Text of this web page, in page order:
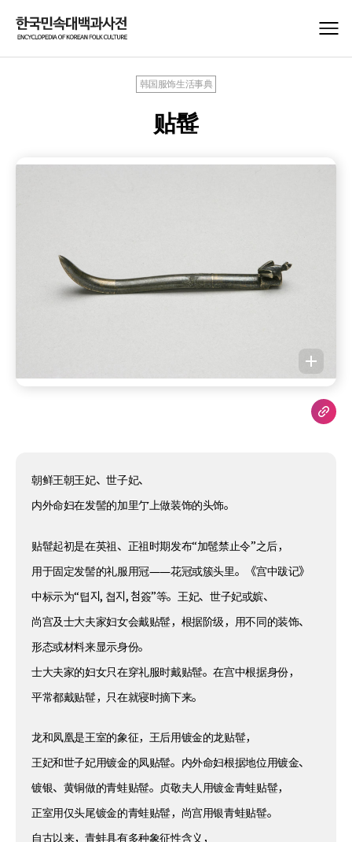
韩国服饰生活事典
贴髰
朝鲜王朝王妃、世子妃、
内外命妇在发髻的加里亇上做装饰的头饰。
贴髰起初是在英祖、正祖时期发布“加髢禁止令”之后，
用于固定发髻的礼服用冠——花冠或簇头里。《宫中跋记》
中标示为“텹지, 쳡지, 첨簽”等。王妃、世子妃或嫔、
尚宫及士大夫家妇女会戴贴髰，根据阶级，用不同的装饰、
形态或材料来显示身份。
士大夫家的妇女只在穿礼服时戴贴髰。在宫中根据身份，
平常都戴贴髰，只在就寝时摘下来。
龙和凤凰是王室的象征，王后用镀金的龙贴髰，
王妃和世子妃用镀金的凤贴髰。内外命妇根据地位用镀金、
镀银、黄铜做的青蛙贴髰。贞敬夫人用镀金青蛙贴髰，
正室用仅头尾镀金的青蛙贴髰，尚宫用银青蛙贴髰。
自古以来，青蛙具有多种象征性含义，